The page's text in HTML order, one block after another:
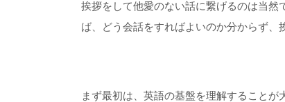
挨拶をして他愛のない話に繋げるのは当
ば、どう会話をすればよいのか分からず、
まず最初は、英語の基盤を理解することが